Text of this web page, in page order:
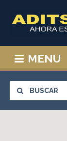
MENU
BUSCAR